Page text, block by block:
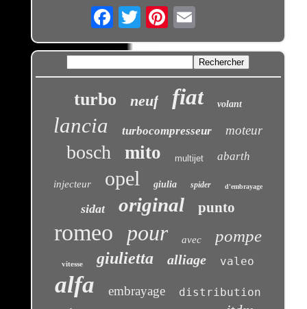
Email
turbo neuf fiat volant
lancia turbocompresseur moteur
bosch mito multijet abarth
injecteur opel giulia spider d'embrayage
sidat original punto
romeo pour avec pompe
vitesse giulietta alliage valeo
alfa embrayage distribution